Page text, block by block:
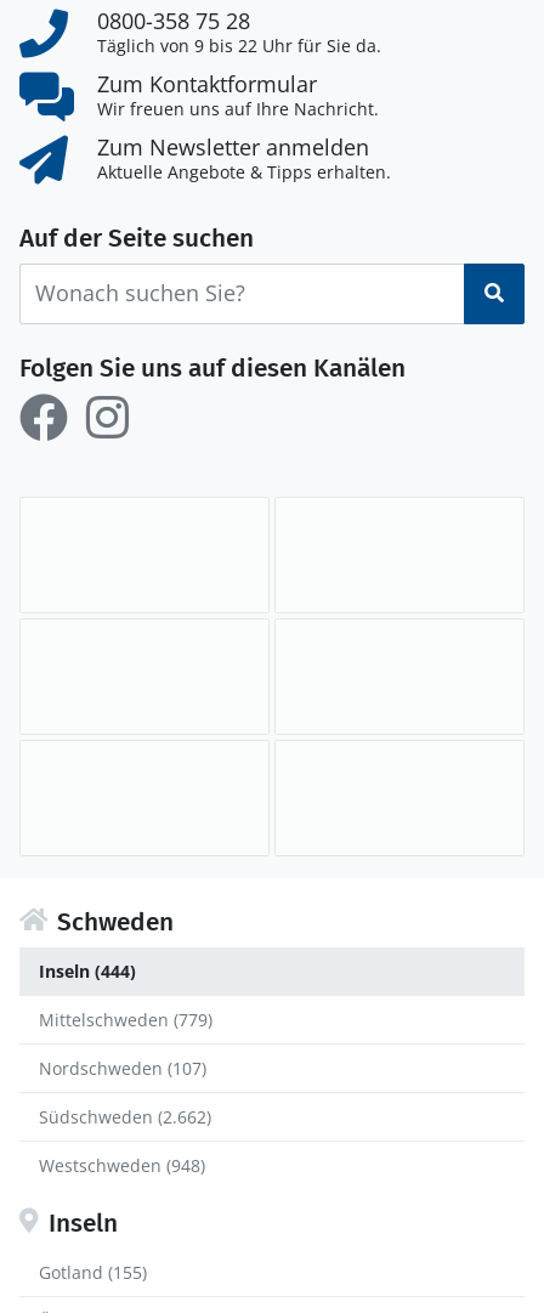
0800-358 75 28
Täglich von 9 bis 22 Uhr für Sie da.
Zum Kontaktformular
Wir freuen uns auf Ihre Nachricht.
Zum Newsletter anmelden
Aktuelle Angebote & Tipps erhalten.
Auf der Seite suchen
Folgen Sie uns auf diesen Kanälen
Schweden
Inseln (444)
Mittelschweden (779)
Nordschweden (107)
Südschweden (2.662)
Westschweden (948)
Inseln
Gotland (155)